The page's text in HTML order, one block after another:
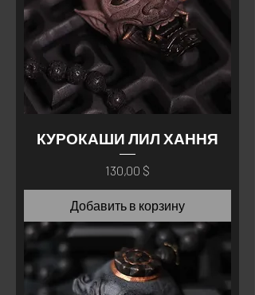
КУРОКАШИ ЛИЛ ХАННЯ
Цена
130,00 $
Добавить в корзину